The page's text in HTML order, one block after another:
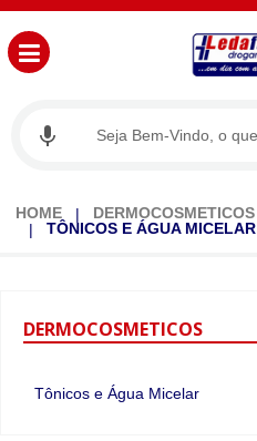
HOME
DERMOCOSMETICOS
TÔNICOS E ÁGUA MICELAR
DERMOCOSMETICOS
Tônicos e Água Micelar